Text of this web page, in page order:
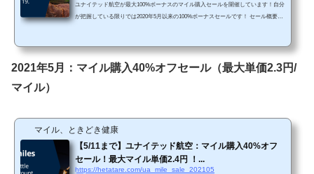
ユナイテッド航空が最大100%ボーナスのマイル購入セールを開催しています！自分
が把握している限りでは2020年5月以来の100%ボーナスセールです！ セール概要ユ
a-JP 約1年ぶりの最大100%ボーナスセールです。たいていは75%～85%ボーナスセ
ールですので、今回のセールは非常にお得です。 Chromeで「リダイレクトが繰り
2021年5月：マイル購入40%オフセール（最大単価2.3円/
マイル）
マイル、ときどき健康
【5/11まで】ユナイテッド航空：マイル購入40%オフ
セール！最大マイル単価2.4円 ！...
https://hetatare.com/ua_mile_sale_202105